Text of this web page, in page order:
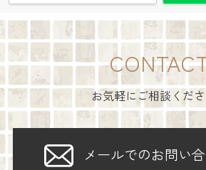
お気軽にご相談くださ
メールでのお問い